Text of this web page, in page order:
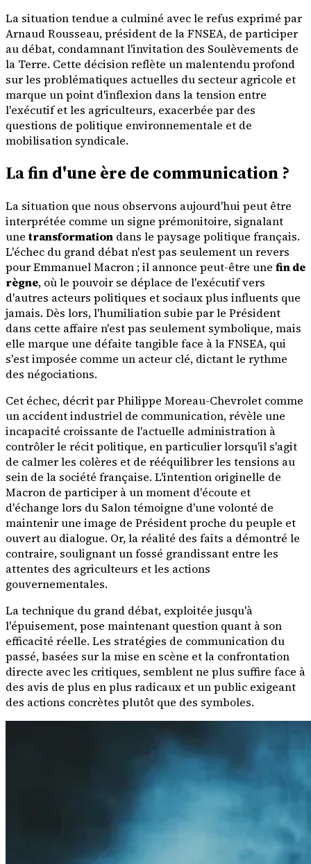
La situation tendue a culminé avec le refus exprimé par
Arnaud Rousseau, président de la FNSEA, de participer
au débat, condamnant l'invitation des Soulèvements de
la Terre. Cette décision reflète un malentendu profond
sur les problématiques actuelles du secteur agricole et
marque un point d'inflexion dans la tension entre
l'exécutif et les agriculteurs, exacerbée par des
questions de politique environnementale et de
mobilisation syndicale.
La fin d'une ère de communication ?
La situation que nous observons aujourd'hui peut être
interprétée comme un signe prémonitoire, signalant
une transformation dans le paysage politique français.
L'échec du grand débat n'est pas seulement un revers
pour Emmanuel Macron ; il annonce peut-être une fin de
règne, où le pouvoir se déplace de l'exécutif vers
d'autres acteurs politiques et sociaux plus influents que
jamais. Dès lors, l'humiliation subie par le Président
dans cette affaire n'est pas seulement symbolique, mais
elle marque une défaite tangible face à la FNSEA, qui
s'est imposée comme un acteur clé, dictant le rythme
des négociations.
Cet échec, décrit par Philippe Moreau-Chevrolet comme
un accident industriel de communication, révèle une
incapacité croissante de l'actuelle administration à
contrôler le récit politique, en particulier lorsqu'il s'agit
de calmer les colères et de rééquilibrer les tensions au
sein de la société française. L'intention originelle de
Macron de participer à un moment d'écoute et
d'échange lors du Salon témoigne d'une volonté de
maintenir une image de Président proche du peuple et
ouvert au dialogue. Or, la réalité des faits a démontré le
contraire, soulignant un fossé grandissant entre les
attentes des agriculteurs et les actions
gouvernementales.
La technique du grand débat, exploitée jusqu'à
l'épuisement, pose maintenant question quant à son
efficacité réelle. Les stratégies de communication du
passé, basées sur la mise en scène et la confrontation
directe avec les critiques, semblent ne plus suffire face à
des avis de plus en plus radicaux et un public exigeant
des actions concrètes plutôt que des symboles.